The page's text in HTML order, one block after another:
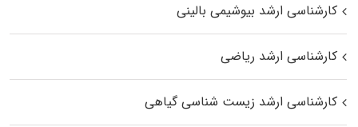
کارشناسی ارشد بیوشیمی بالینی
کارشناسی ارشد ریاضی
کارشناسی ارشد زیست‌ شناسی گیاهی